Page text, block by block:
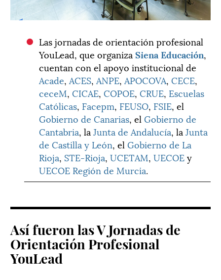
Las jornadas de orientación profesional
YouLead, que organizaSiena Educación,
cuentan con el apoyo institucional de
Acade,ACES,ANPE,APOCOVA,CECE,
ceceM,CICAE,COPOE,CRUE, Escuelas
Católicas, Facepm, FEUSO, FSIE, el
Gobierno de Canarias, elGobierno de
Cantabria, laJunta de Andalucía, laJunta
de Castilla y León, elGobierno de La
Rioja, STE-Rioja,UCETAM,UECOEy
UECOE Región de Murcia.
Así fueron las V Jornadas de
Orientación Profesional
YouLead